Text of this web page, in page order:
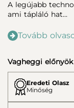
A legújabb
ami tápláló hat…
Tovább
Vagheggi előnyök
Eredeti Olasz
Minőség